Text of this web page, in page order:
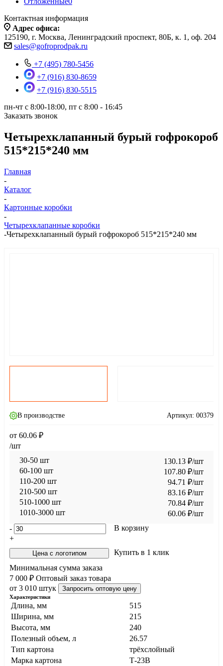
Контактная информация
Адрес офиса:
125190, г. Москва, Ленинградский проспект, 80Б, к. 1, оф. 204
sales@gofroprodpak.ru
+7 (495) 780-5456
+7 (916) 830-8659
+7 (916) 830-5515
пн-чт c 8:00-18:00, пт с 8:00 - 16:45
Заказать звонок
Четырехклапанный бурый гофрокороб
515*215*240 мм
Главная
-
Каталог
-
Картонные коробки
-
Четырехклапанные коробки
-Четырехклапанный бурый гофрокороб 515*215*240 мм
В производстве Артикул: 00379
Характеристики
Длина, мм
515
Ширина, мм
215
Высота, мм
240
Полезный объем, л
26.57
Тип картона
трёхслойный
Марка картона
Т-23В
от 60.06 ₽
/шт
30-50 шт
130.13 ₽/шт
60-100 шт
107.80 ₽/шт
110-200 шт
94.71 ₽/шт
210-500 шт
83.16 ₽/шт
510-1000 шт
70.84 ₽/шт
1010-3000 шт
60.06 ₽/шт
-
+
В корзину
Цена с логотипом
Купить в 1 клик
Минимальная сумма заказа
7 000 ₽ Оптовый заказ товара
от 3 010 штук
Запросить оптовую цену